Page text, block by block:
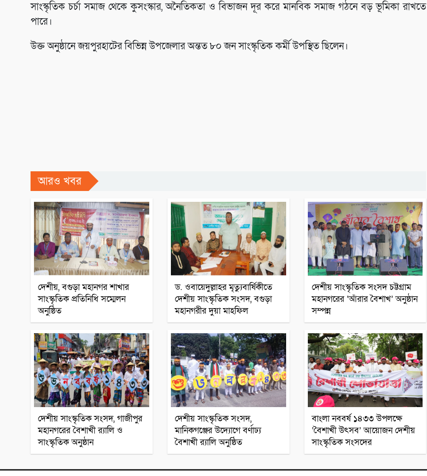
সাংস্কৃতিক চর্চা সমাজ থেকে কুসংস্কার, অনৈতিকতা ও বিভাজন দূর করে মানবিক সমাজ গঠনে বড় ভূমিকা রাখতে
পারে।
উক্ত অনুষ্ঠানে জয়পুরহাটের বিভিন্ন উপজেলার অন্তত ৮০ জন সাংস্কৃতিক কর্মী উপস্থিত ছিলেন।
আরও খবর
দেশীয়, বগুড়া মহানগর শাখার
সাংস্কৃতিক প্রতিনিধি সম্মেলন
অনুষ্ঠিত
ড. ওবায়েদুল্লাহর মৃত্যুবার্ষিকীতে
দেশীয় সাংস্কৃতিক সংসদ, বগুড়া
মহানগরীর দুয়া মাহফিল
দেশীয় সাংস্কৃতিক সংসদ চট্টগ্রাম
মহানগরের ‘আঁরার বৈশাখ’ অনুষ্ঠান
সম্পন্ন
সারাদেশ
দেশীয় সাংস্কৃতিক সংসদ, গাজীপুর
মহানগরের বৈশাখী র‍্যালি ও
সাংস্কৃতিক অনুষ্ঠান
সারাদেশ
দেশীয় সাংস্কৃতিক সংসদ,
মানিকগঞ্জের উদ্যোগে বর্ণাঢ্য
বৈশাখী র‍্যালি অনুষ্ঠিত
সারাদেশ
বাংলা নববর্ষ ১৪৩৩ উপলক্ষে
‘বৈশাখী উৎসব’ আয়োজন দেশীয়
সাংস্কৃতিক সংসদের